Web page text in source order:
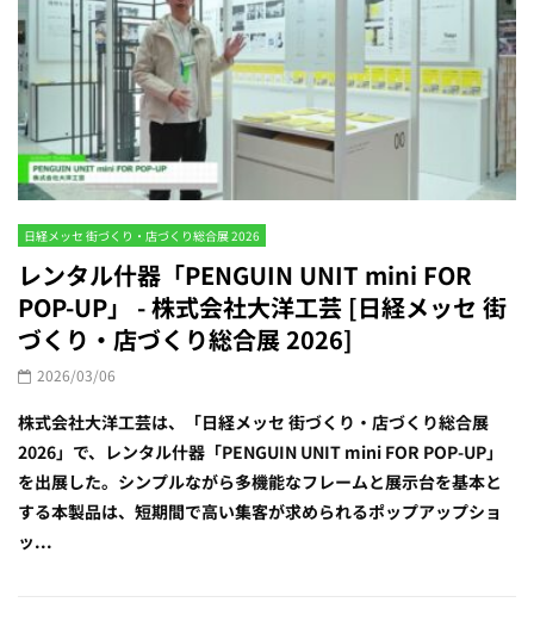
日経メッセ 街づくり・店づくり総合展 2026
レンタル什器「PENGUIN UNIT mini FOR
POP-UP」 - 株式会社大洋工芸 [日経メッセ 街
づくり・店づくり総合展 2026]
2026/03/06
株式会社大洋工芸は、「日経メッセ 街づくり・店づくり総合展
2026」で、レンタル什器「PENGUIN UNIT mini FOR POP-UP」
を出展した。シンプルながら多機能なフレームと展示台を基本と
する本製品は、短期間で高い集客が求められるポップアップショ
ッ...